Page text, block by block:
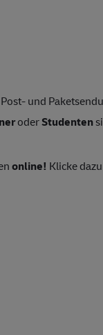
und
oderStudenten
online! Klicke